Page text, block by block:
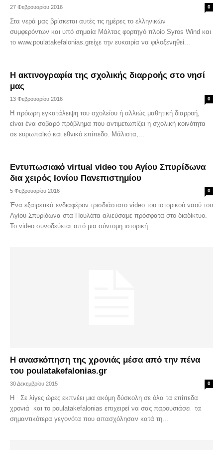
27 Φεβρουαρίου 2016 0
Στα νερά μας βρίσκεται αυτές τις ημέρες το ελληνικών
συμφερόντων και υπό σημαία Μάλτας φορτηγό πλοίο Syros Wind και
το www.poulatakefalonias.grείχε την ευκαιρία να φιλοξενηθεί...
Η ακτινογραφία της σχολικής διαρροής στο νησί
μας
13 Φεβρουαρίου 2016 0
Η πρόωρη εγκατάλειψη του σχολείου ή αλλιώς μαθητική διαρροή,
είναι ένα σοβαρό πρόβλημα που αντιμετωπίζει η σχολική κοινότητα
σε ευρωπαϊκό και εθνικό επίπεδο. Μάλιστα,...
Εντυπωσιακό virtual video του Αγίου Σπυρίδωνα
δια χειρός Ιονίου Πανεπιστημίου
5 Φεβρουαρίου 2016 0
Ένα εξαιρετικά ενδιαφέρον τρισδιάστατο video του ιστορικού ναού του
Αγίου Σπυρίδωνα στα Πουλάτα αλιεύσαμε πρόσφατα στο διαδίκτυο.
Το video συνοδεύεται από μια σύντομη ιστορική...
Η ανασκόπηση της χρονιάς μέσα από την πένα
του poulatakefalonias.gr
30 Δεκεμβρίου 2015 0
Η Σε λίγες ώρες εκπνέει μια ακόμη δύσκολη σε όλα τα επίπεδα
χρονιά και το poulatakefalonias επιχειρεί να σας παρουσιάσει τα
σημαντικότερα γεγονότα που απασχόλησαν κατά τη...